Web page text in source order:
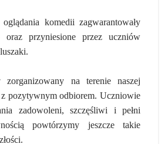
komedii zagwarantowały
oraz przyniesione przez uczniów
na terenie naszej
z pozytywnym odbiorem. Uczniowie
zadowoleni, szczęśliwi i pełni
powtórzymy jeszcze takie